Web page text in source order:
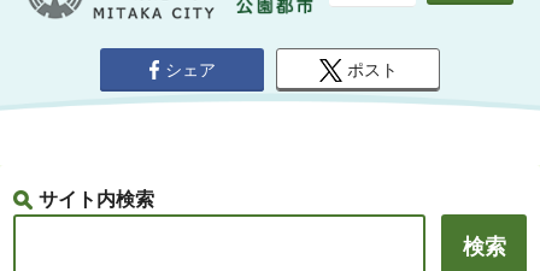
シェア ポスト
サイト内検索